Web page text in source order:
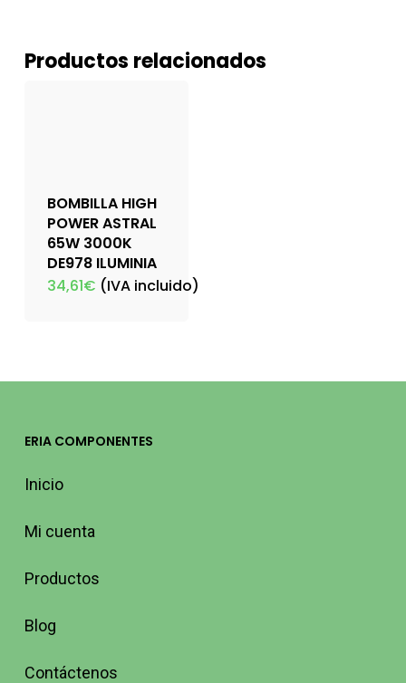
Productos relacionados
BOMBILLA HIGH
POWER ASTRAL
65W 3000K
DE978 ILUMINIA
34,61€ (IVA incluido)
ERIA COMPONENTES
Inicio
Mi cuenta
Productos
Blog
Contáctenos